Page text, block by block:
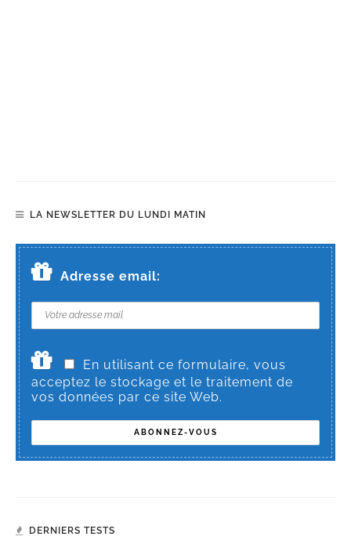
LA NEWSLETTER DU LUNDI MATIN
Adresse email:
En utilisant ce formulaire, vous
acceptez le stockage et le traitement de
vos données par ce site Web.
DERNIERS TESTS